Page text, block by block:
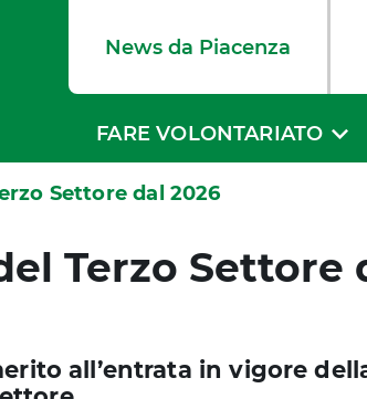
News da Piacenza
FARE VOLONTARIATO
Settore dal 2026
Terzo Settore
all’entrata in vigore